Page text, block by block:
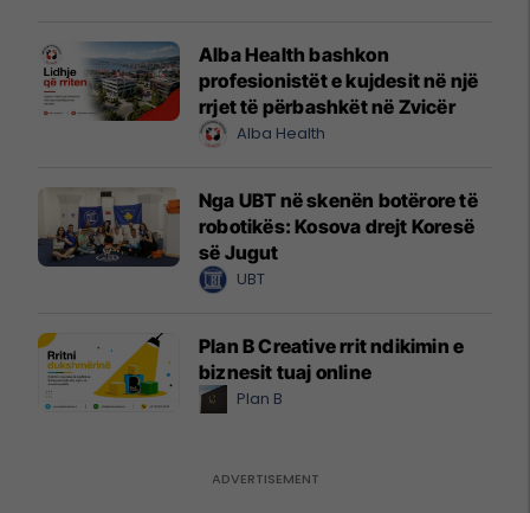
Alba Health bashkon
profesionistët e kujdesit në një
rrjet të përbashkët në Zvicër
Alba Health
Nga UBT në skenën botërore të
robotikës: Kosova drejt Koresë
së Jugut
UBT
Plan B Creative rrit ndikimin e
biznesit tuaj online
Plan B